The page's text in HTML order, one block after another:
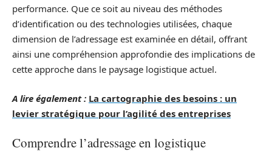
performance. Que ce soit au niveau des méthodes
d’identification ou des technologies utilisées, chaque
dimension de l’adressage est examinée en détail, offrant
ainsi une compréhension approfondie des implications de
cette approche dans le paysage logistique actuel.
A lire également : La cartographie des besoins : un
levier stratégique pour l’agilité des entreprises
Comprendre l’adressage en logistique